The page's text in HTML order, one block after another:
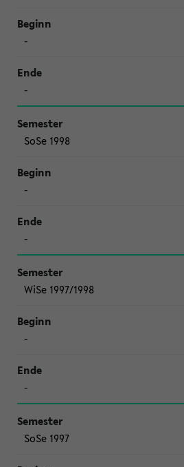
-
-
SoSe 1998
-
-
WiSe 1997/1998
-
-
SoSe 1997